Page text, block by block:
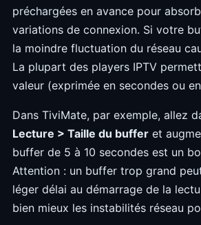
préchargées en avance pour
variations de connexion. Si votre
la moindre fluctuation du réseau
La plupart des players IPTV
valeur (exprimée en secondes ou
Dans TiviMate, par exemple, allez
Lecture > Taille du buffer et
buffer de 5 à 10 secondes est un
Attention : un buffer trop grand
léger délai au démarrage de la
bien mieux les instabilités réseau